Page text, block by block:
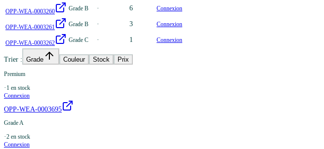
OPP-WEA-0003260 Grade B · 6 Connexion
OPP-WEA-0003261 Grade B · 3 Connexion
OPP-WEA-0003262 Grade C · 1 Connexion
Trier : Grade Couleur Stock Prix
Premium
· 1 en stock
Connexion
OPP-WEA-0003695
Grade A
·2 en stock
Connexion